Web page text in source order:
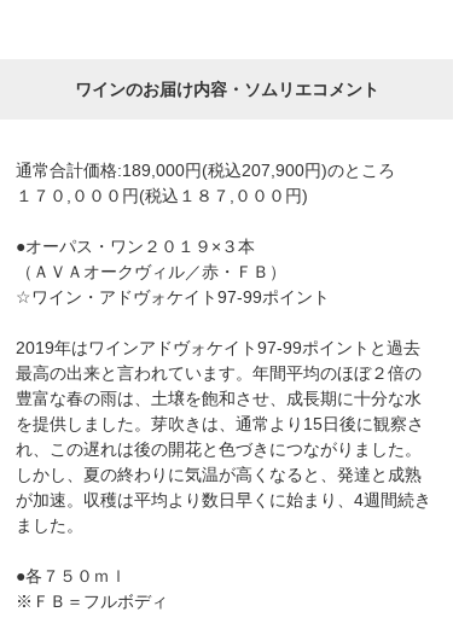
ワインのお届け内容・ソムリエコメント
通常合計価格:189,000円(税込207,900円)のところ
１７０,０００円(税込１８７,０００円)
●オーパス・ワン２０１９×３本
（ＡＶＡオークヴィル／赤・ＦＢ）
☆ワイン・アドヴォケイト97-99ポイント
2019年はワインアドヴォケイト97-99ポイントと過去
最高の出来と言われています。年間平均のほぼ２倍の
豊富な春の雨は、土壌を飽和させ、成長期に十分な水
を提供しました。芽吹きは、通常より15日後に観察さ
れ、この遅れは後の開花と色づきにつながりました。
しかし、夏の終わりに気温が高くなると、発達と成熟
が加速。収穫は平均より数日早くに始まり、4週間続き
ました。
●各７５０ｍｌ
※ＦＢ＝フルボディ